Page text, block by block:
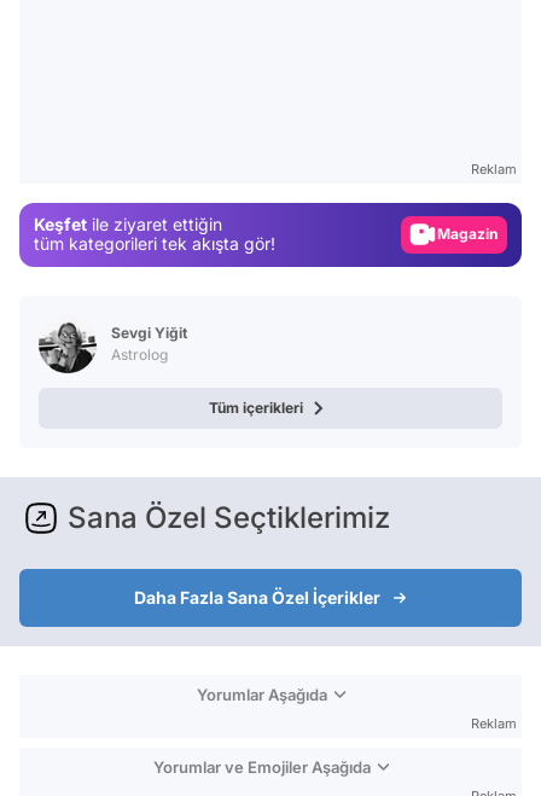
Reklam
Keşfet ile ziyaret ettiğin
tüm kategorileri tek akışta gör!
Magazin
Sevgi Yiğit
Astrolog
Tüm içerikleri
Sana Özel Seçtiklerimiz
Daha Fazla Sana Özel İçerikler
Yorumlar Aşağıda
Reklam
Yorumlar ve Emojiler Aşağıda